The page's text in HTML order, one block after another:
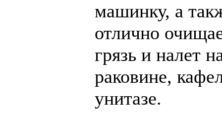
машинку, а
отлично
грязь и налет
раковине,
унитазе.